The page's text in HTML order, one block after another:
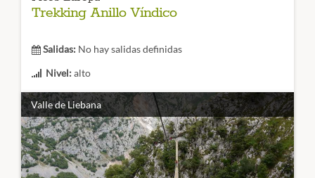
Trekking Anillo Víndico
Salidas: No hay salidas definidas
Nivel:alto
Duración: 5 Etapas
Untrekking para conocer los Picos de Europaque nos
permite conocer el macizo occidental, quizás uno de los
más bellos de toda España. No dejes pasar la oportunidad
de conocer este rincón de los Picos de Europa.
Valle de Liebana